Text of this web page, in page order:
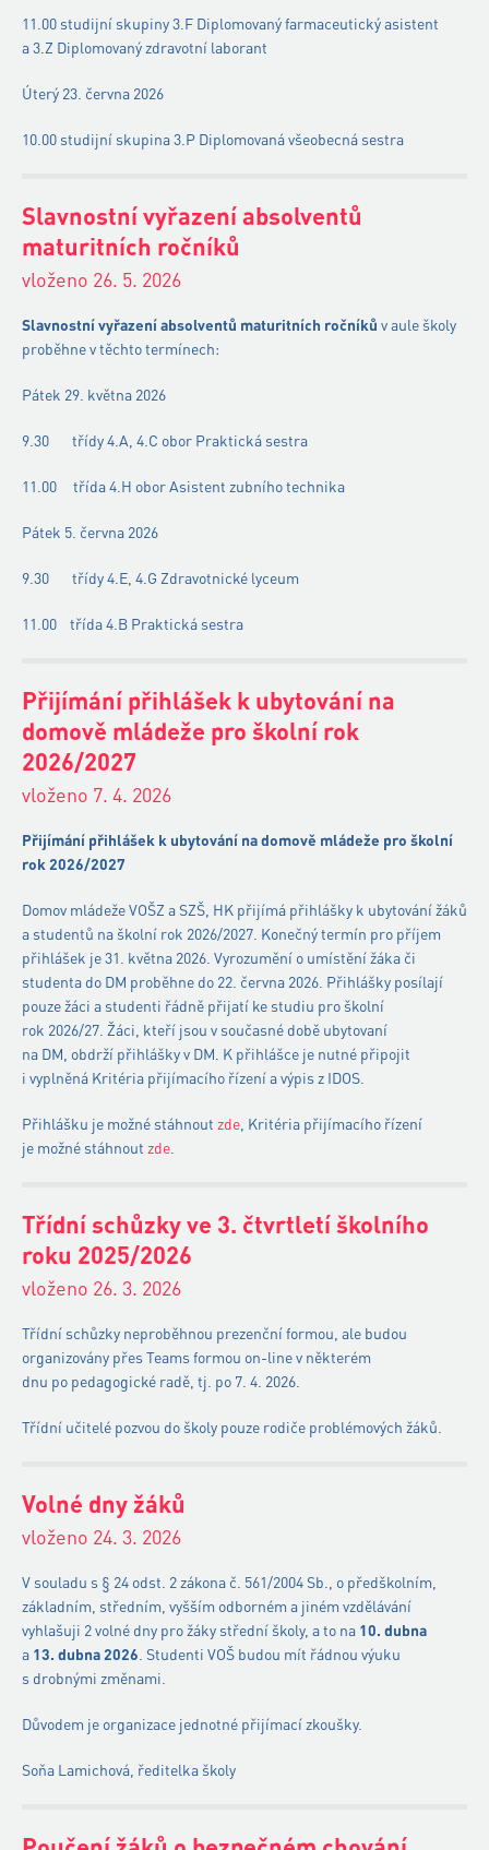
11.00 studijní skupiny 3.F Diplomovaný farmaceutický asistent
a 3.Z Diplomovaný zdravotní laborant
Úterý 23. června 2026
10.00 studijní skupina 3.P Diplomovaná všeobecná sestra
Slavnostní vyřazení absolventů
maturitních ročníků
vloženo 26. 5. 2026
Slavnostní vyřazení absolventů maturitních ročníků v aule školy
proběhne v těchto termínech:
Pátek 29. května 2026
9.30 třídy 4.A, 4.C obor Praktická sestra
11.00 třída 4.H obor Asistent zubního technika
Pátek 5. června 2026
9.30 třídy 4.E, 4.G Zdravotnické lyceum
11.00 třída 4.B Praktická sestra
Přijímání přihlášek k ubytování na
domově mládeže pro školní rok
2026/2027
vloženo 7. 4. 2026
Přijímání přihlášek k ubytování na domově mládeže pro školní
rok 2026/2027
Domov mládeže VOŠZ a SZŠ, HK přijímá přihlášky k ubytování žáků
a studentů na školní rok 2026/2027. Konečný termín pro příjem
přihlášek je 31. května 2026. Vyrozumění o umístění žáka či
studenta do DM proběhne do 22. června 2026. Přihlášky posílají
pouze žáci a studenti řádně přijatí ke studiu pro školní
rok 2026/27. Žáci, kteří jsou v současné době ubytovaní
na DM, obdrží přihlášky v DM. K přihlášce je nutné připojit
i vyplněná Kritéria přijímacího řízení a výpis z IDOS.
Přihlášku je možné stáhnout zde , Kritéria přijímacího řízení
je možné stáhnout zde
Třídní schůzky ve 3. čtvrtletí školního
roku 2025/2026
vloženo 26. 3. 2026
Třídní schůzky neproběhnou prezenční formou, ale budou
organizovány přes Teams formou on-line v některém
dnu po pedagogické radě, tj. po 7. 4. 2026.
Třídní učitelé pozvou do školy pouze rodiče problémových žáků.
Volné dny žáků
vloženo 24. 3. 2026
V souladu s § 24 odst. 2 zákona č. 561/2004 Sb., o předškolním,
základním, středním, vyšším odborném a jiném vzdělávání
vyhlašuji 2 volné dny pro žáky střední školy, a to na 10. dubna
a 13. dubna 2026 . Studenti VOŠ budou mít řádnou výuku
s drobnými změnami.
Důvodem je organizace jednotné přijímací zkoušky.
Soňa Lamichová, ředitelka školy